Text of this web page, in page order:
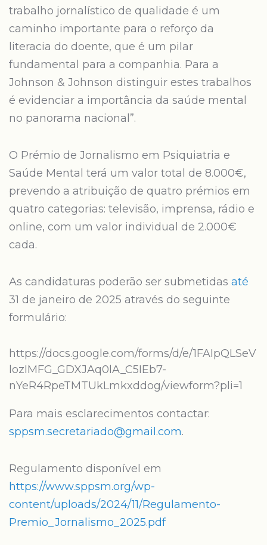
trabalho jornalístico de qualidade é um
caminho importante para o reforço da
literacia do doente, que é um pilar
fundamental para a companhia. Para a
Johnson & Johnson distinguir estes trabalhos
é evidenciar a importância da saúde mental
no panorama nacional”.
O Prémio de Jornalismo em Psiquiatria e
Saúde Mental terá um valor total de 8.000€,
prevendo a atribuição de quatro prémios em
quatro categorias: televisão, imprensa, rádio e
online, com um valor individual de 2.000€
cada.
As candidaturas poderão ser submetidas até
31 de janeiro de 2025 através do seguinte
formulário:
https://docs.google.com/forms/d/e/1FAIpQLSeV
lozIMFG_GDXJAq0lA_C5IEb7-
nYeR4RpeTMTUkLmkxddog/viewform?pli=1
Para mais esclarecimentos contactar:
sppsm.secretariado@gmail.com.
Regulamento disponível em
https://www.sppsm.org/wp-
content/uploads/2024/11/Regulamento-
Premio_Jornalismo_2025.pdf